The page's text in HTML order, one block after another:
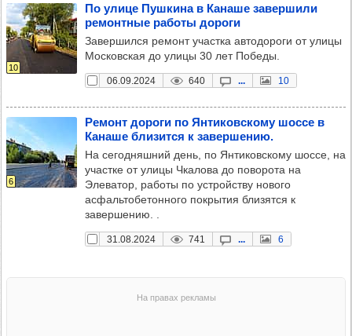
10
По улице Пуш­кина в Канаше завер­шили
ремон­тные работы дороги
Завершился ремонт участка автодороги от улицы
Московская до улицы 30 лет Победы.
06.09.2024 640 ... 10
6
Ремонт дороги по Янти­ков­скому шоссе в
Канаше бли­зится к завер­ше­нию.
На сегодняшний день, по Янтиковскому шоссе, на
участке от улицы Чкалова до поворота на
Элеватор, работы по устройству нового
асфальтобетонного покрытия близятся к
завершению. .
31.08.2024 741 ... 6